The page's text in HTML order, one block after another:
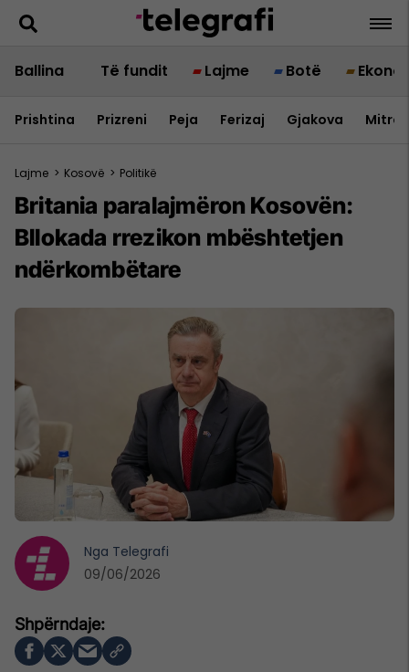
Ballina Të fundit Lajme Botë
Prishtina Prizreni Peja Ferizaj Gjakova
Lajme > Kosovë > Politikë
Britania paralajmëron Kosovën:
Bllokada rrezikon mbështetjen
ndërkombëtare
Nga Telegrafi
09/06/2026